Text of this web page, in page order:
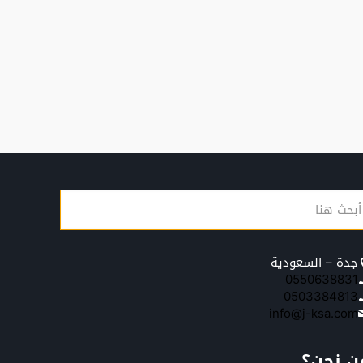
جدة – السعودية
0550638831
0503384813
info@j-ksa.com